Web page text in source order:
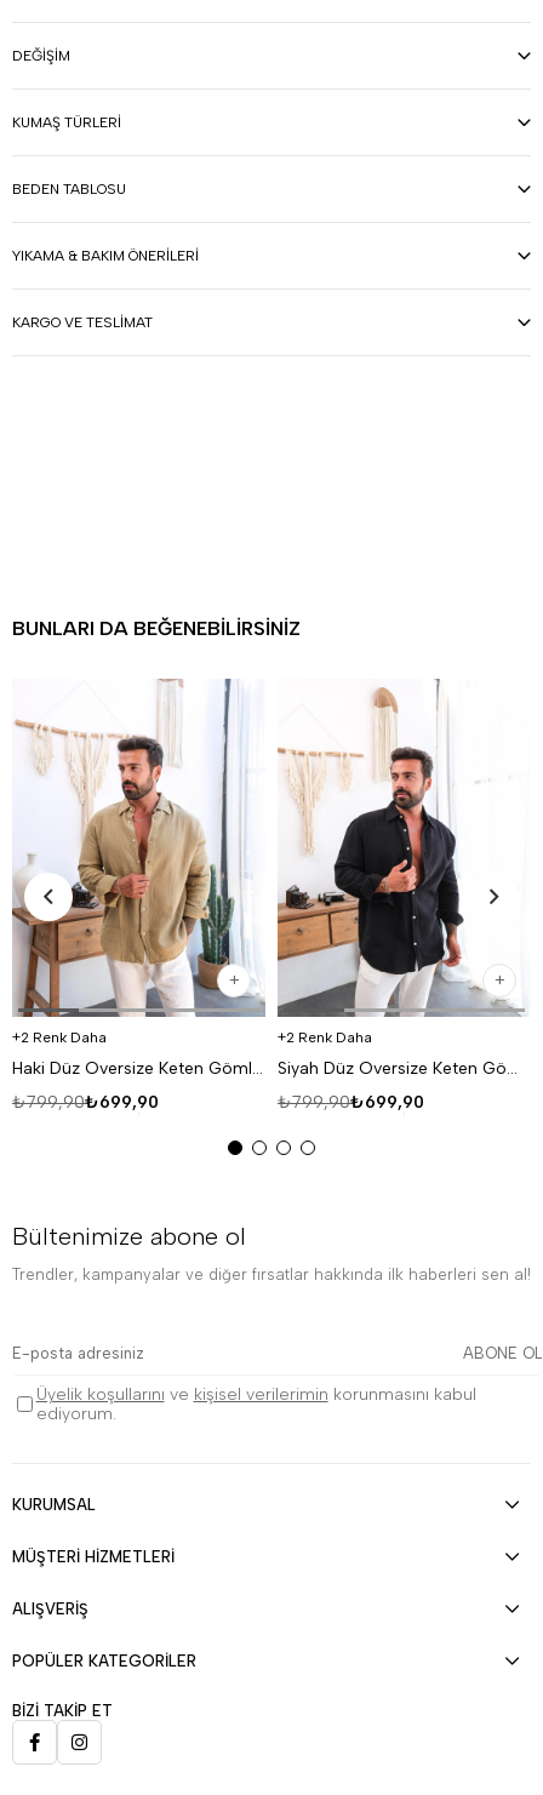
DEĞIŞIM
KUMAŞ TÜRLERI
BEDEN TABLOSU
YIKAMA & BAKIM ÖNERILERI
KARGO VE TESLIMAT
BUNLARI DA BEĞENEBILIRSINIZ
2 Renk Daha
Haki Düz Oversize Keten Gömlek VS4050
₺699,90
₺799,90
2 Renk Daha
Siyah Düz Oversize Keten Gömlek VS4050
₺699,90
₺799,90
Bültenimize abone ol
Trendler, kampanyalar ve diğer fırsatlar hakkında ilk haberleri sen al!
ABONE OL
Üyelik koşullarını ve kişisel verilerimin korunmasını kabul
ediyorum.
KURUMSAL
MÜŞTERİ HİZMETLERİ
ALIŞVERİŞ
POPÜLER KATEGORİLER
BİZİ TAKİP ET